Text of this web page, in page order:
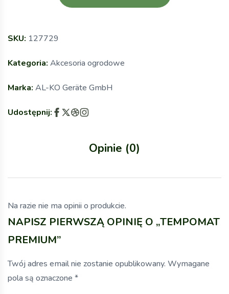
SKU: 127729
Kategoria: Akcesoria ogrodowe
Marka: AL-KO Geräte GmbH
Udostępnij:
Opinie (0)
Na razie nie ma opinii o produkcie.
NAPISZ PIERWSZĄ OPINIĘ O „TEMPOMAT
PREMIUM”
Twój adres email nie zostanie opublikowany. Wymagane
pola są oznaczone *